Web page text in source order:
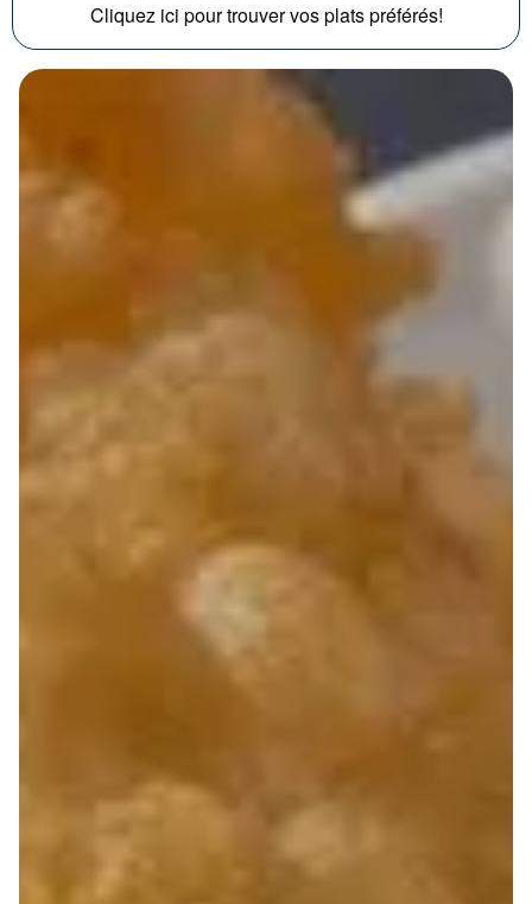
Cliquez ici pour trouver vos plats préférés!